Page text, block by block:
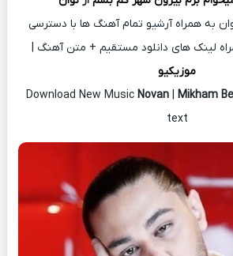
به همراه آرشیو تمام آهنگ ها با دسترسی
لینک های دانلود مستقیم + متن آهنگ |
موزیکیو
Download New Music Novan| Mikham
text